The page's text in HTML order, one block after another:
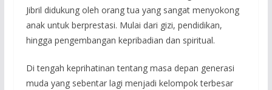
Jibril didukung oleh orang tua yang sangat menyokong
anak untuk berprestasi. Mulai dari gizi, pendidikan,
hingga pengembangan kepribadian dan spiritual.
Di tengah keprihatinan tentang masa depan generasi
muda yang sebentar lagi menjadi kelompok terbesar